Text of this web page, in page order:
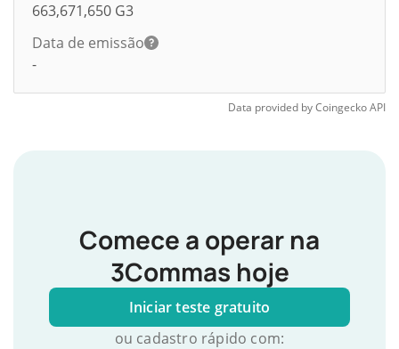
663,671,650 G3
Data de emissão
-
Data provided byCoingeckoAPI
Comece a operar na
3Commas hoje
Iniciar teste gratuito
ou cadastro rápido com: